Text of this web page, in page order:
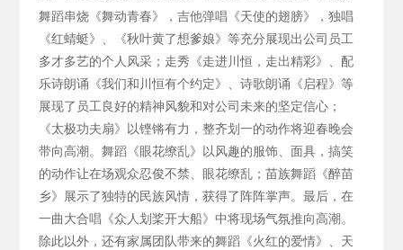
舞蹈串烧《舞动青春》，吉他弹唱《天使的翅膀》，独唱
《红蜻蜓》、《秋叶黄了想爹娘》等充分展现出公司员工
多才多艺的个人风采；走秀《走进川恒，走出精彩》、配
乐诗朗诵《我们和川恒有个约定》、诗歌朗诵《启程》等
展现了员工良好的精神风貌和对公司未来的坚定信心；
《太极功夫扇》以铿锵有力，整齐划一的动作将迎春晚会
带向高潮。舞蹈《眼花缭乱》以风趣的服饰、面具，搞笑
的动作让在场观众忍俊不禁、眼花缭乱；苗族舞蹈《醉苗
乡》展示了独特的民族风情，获得了阵阵掌声。最后，在
一曲大合唱《众人划桨开大船》中将现场气氛推向高潮。
除此以外，还有家属团队带来的舞蹈《火红的爱情》、天